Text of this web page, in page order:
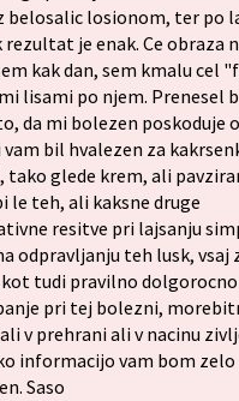
belosalic losionom, ter po
rezultat je enak. Ce obraza
kak dan, sem kmalu cel
lisami po njem. Prenesel
da mi bolezen poskoduje
vam bil hvalezen za
tako glede krem, ali
le teh, ali kaksne druge
resitve pri lajsanju
odpravljanju teh lusk, vsaj
tudi pravilno dolgorocno
pri tej bolezni,
v prehrani ali v nacinu
informacijo vam bom zelo
Saso